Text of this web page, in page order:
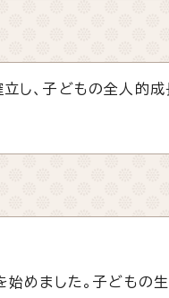
し、子どもの全人的成
ました。子どもの生